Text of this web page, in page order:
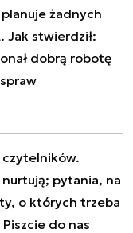
żadnych
Jak stwierdził:
dobrą robotę
czytelników.
pytania, na
o których trzeba
do nas